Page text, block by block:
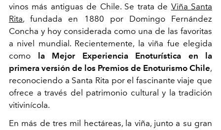
vinos más antiguas de Chile. Se trata de Viña Santa
Rita, fundada en 1880 por Domingo Fernández
Concha y hoy considerada como una de las favoritas
a nivel mundial. Recientemente, la viña fue elegida
como
la Mejor Experiencia Enoturística en la
primera versión de los Premios de Enoturismo Chile,
reconociendo a Santa Rita por el fascinante viaje que
ofrece a través del patrimonio cultural y la tradición
vitivinícola.
En más de tres mil hectáreas, la viña, junto a su gran